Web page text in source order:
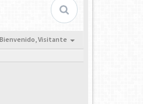
Bienvenido,Visitante